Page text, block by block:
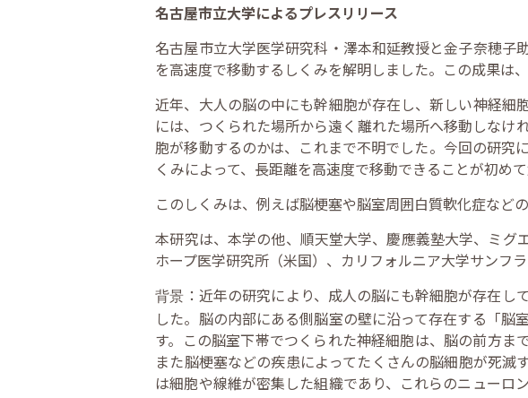
名古屋市立大学によるプレスリリース
名古屋市立大学医学研究科・澤本和延教授と金子奈穂
を高速度で移動するしくみを解明しました。この成果は
近年、大人の脳の中にも幹細胞が存在し、新しい神経細
には、つくられた場所から遠く離れた場所へ移動しな
胞が移動するのかは、これまで不明でした。今回の研究
くみによって、長距離を高速度で移動できることが初めて
このしくみは、例えば脳梗塞や脳室周囲白質軟化症など
本研究は、本学の他、順天堂大学、慶應義塾大学、ミ
ホープ医学研究所（米国）、カリフォルニア大学サンフ
背景 ：近年の研究により、成人の脳にも幹細胞が存在
した。脳の内部にある側脳室の壁に沿って存在する「
す。この脳室下帯でつくられた神経細胞は、脳の前方ま
また脳梗塞などの疾患によってたくさんの脳細胞が死
は細胞や線維が密集した組織であり、これらのニュー